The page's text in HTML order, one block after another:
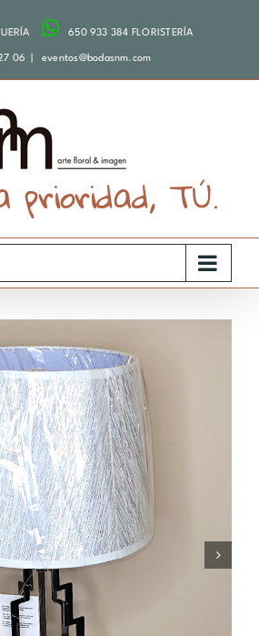
650 933 384 FLORISTERÍA
06 eventos@bodasnm.com
prioridad, TÚ.